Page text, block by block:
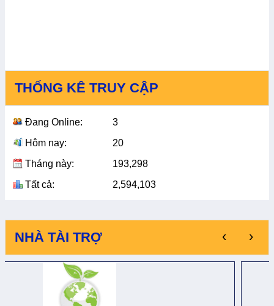
THỐNG KÊ TRUY CẬP
Đang Online:
3
Hôm nay:
20
Tháng này:
193,298
Tất cả:
2,594,103
NHÀ TÀI TRỢ ‹ ›